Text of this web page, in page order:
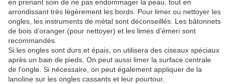
en prenant soin de ne pas endommager la peau, tout en
arrondissant très légèrement les bords. Pour limer ou nettoyer les
ongles, les instruments de métal sont déconseillés. Les bâtonnets
de bois d’oranger (pour nettoyer) et les limes d’émeri sont
recommandés.
Si les ongles sont durs et épais, on utilisera des ciseaux spéciaux
après un bain de pieds. On peut aussi limer la surface centrale
de l’ongle. Si nécessaire, on peut également appliquer de la
lanoline sur les ongles cassants et leur pourtour.